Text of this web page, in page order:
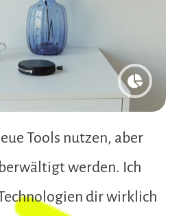
Tools nutzen, aber
werden. Ich
dir wirklich